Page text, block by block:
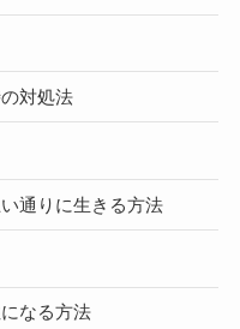
対処法
通りに生きる方法
なる方法